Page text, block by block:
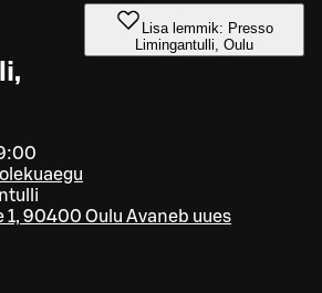
Lisa lemmik: Presso
Limingantulli, Oulu
1, 90400 Oulu Avaneb uues